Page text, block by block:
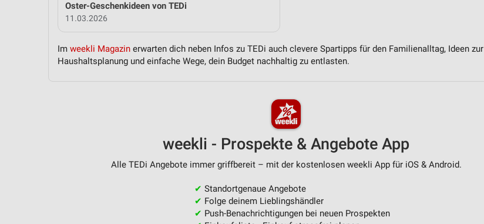
Oster-Geschenkideen von TEDi
11.03.2026
Im weekli Magazin erwarten dich neben Infos zu TEDi auch clevere Spartipps für den Familienalltag, Ideen zur
Haushaltsplanung und einfache Wege, dein Budget nachhaltig zu entlasten.
weekli - Prospekte & Angebote App
Alle TEDi Angebote immer griffbereit – mit der kostenlosen weekli App für iOS & Android.
✔ Standortgenaue Angebote
✔ Folge deinem Lieblingshändler
✔ Push-Benachrichtigungen bei neuen Prospekten